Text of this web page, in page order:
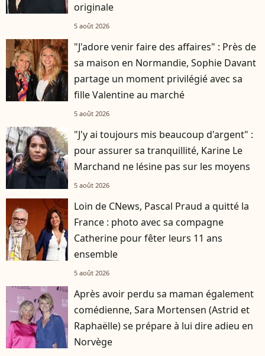
originale
5 août 2026
"J'adore venir faire des affaires" : Près de
sa maison en Normandie, Sophie Davant
partage un moment privilégié avec sa
fille Valentine au marché
5 août 2026
"J'y ai toujours mis beaucoup d'argent" :
pour assurer sa tranquillité, Karine Le
Marchand ne lésine pas sur les moyens
5 août 2026
Loin de CNews, Pascal Praud a quitté la
France : photo avec sa compagne
Catherine pour fêter leurs 11 ans
ensemble
5 août 2026
Après avoir perdu sa maman également
comédienne, Sara Mortensen (Astrid et
Raphaëlle) se prépare à lui dire adieu en
Norvège